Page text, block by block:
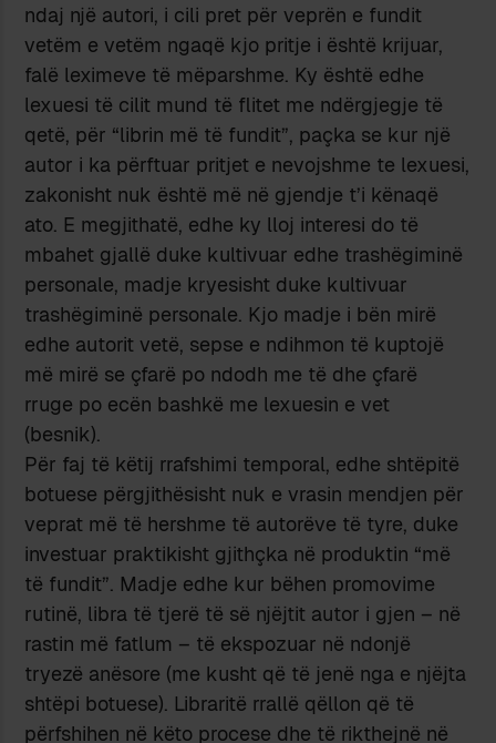
ndaj një autori, i cili pret për veprën e fundit
vetëm e vetëm ngaqë kjo pritje i është krijuar,
falë leximeve të mëparshme. Ky është edhe
lexuesi të cilit mund të flitet me ndërgjegje të
qetë, për “librin më të fundit”, paçka se kur një
autor i ka përftuar pritjet e nevojshme te lexuesi,
zakonisht nuk është më në gjendje t’i kënaqë
ato. E megjithatë, edhe ky lloj interesi do të
mbahet gjallë duke kultivuar edhe trashëgiminë
personale, madje kryesisht duke kultivuar
trashëgiminë personale. Kjo madje i bën mirë
edhe autorit vetë, sepse e ndihmon të kuptojë
më mirë se çfarë po ndodh me të dhe çfarë
rruge po ecën bashkë me lexuesin e vet
(besnik).
Për faj të këtij rrafshimi temporal, edhe shtëpitë
botuese përgjithësisht nuk e vrasin mendjen për
veprat më të hershme të autorëve të tyre, duke
investuar praktikisht gjithçka në produktin “më
të fundit”. Madje edhe kur bëhen promovime
rutinë, libra të tjerë të së njëjtit autor i gjen – në
rastin më fatlum – të ekspozuar në ndonjë
tryezë anësore (me kusht që të jenë nga e njëjta
shtëpi botuese). Libraritë rrallë qëllon që të
përfshihen në këto procese dhe të rikthejnë në